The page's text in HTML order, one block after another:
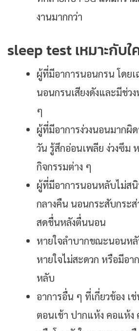
งานมากกว่า
sleep test เหมาะกับใ
ผู้ที่มีอาการนอนกรน โดยเ
นอนกรนเสียงดังและมีช่ว
ๆ
ผู้ที่มีอาการง่วงนอนมากผิ
วัน รู้สึกอ่อนเพลีย ง่วงซึม
กิจกรรมต่าง ๆ
ผู้ที่มีอาการนอนหลับไม่ส
กลางคืน นอนกระสับกระส่
สดชื่นหลังตื่นนอน
หายใจลำบากขณะนอนห
หายใจไม่สะดวก หรือมีอ
หลับ
อาการอื่น ๆ ที่เกี่ยวข้อง เ
ตอนเช้า ปากแห้ง คอแห้ง